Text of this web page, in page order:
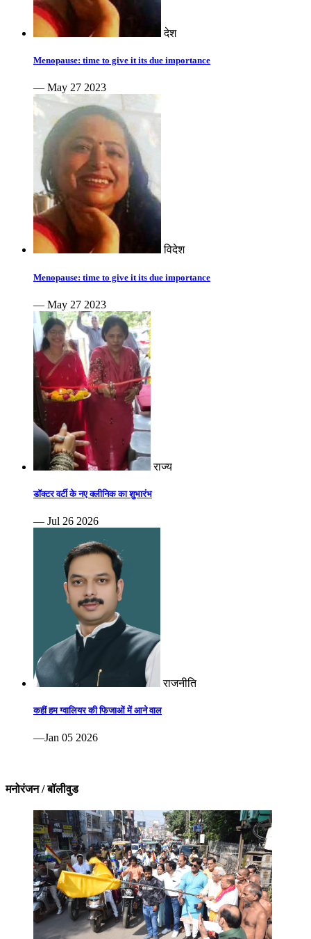
देश
Menopause: time to give it its due importance
— May 27 2023
विदेश
Menopause: time to give it its due importance
— May 27 2023
राज्य
डॉक्टर वर्टी के नए क्लीनिक का शुभारंभ
— Jul 26 2026
राजनीति
कहीं हम ग्वालियर की फिजाओं में आने वाल
—Jan 05 2026
मनोरंजन / बॉलीवुड